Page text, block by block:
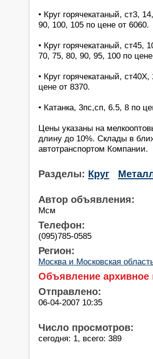
• Круг горячекатаный, ст3,
90, 100, 105 по цене от 6060.
• Круг горячекатаный, ст45,
70, 75, 80, 90, 95, 100 по
• Круг горячекатаный,
цене от 8370.
• Катанка, 3пс,сп, 6.5, 8 по
Цены указаны на
длину до 10%. Склады в
автотранспортом Компании.
Разделы: Круг
Автор объявления:
Мсм
Телефон:
(095)785-0585
Регион:
Москва и Московская
Объявление архивное
Отправлено:
06-04-2007 10:35
Число просмотров:
сегодня: 1, всего: 389